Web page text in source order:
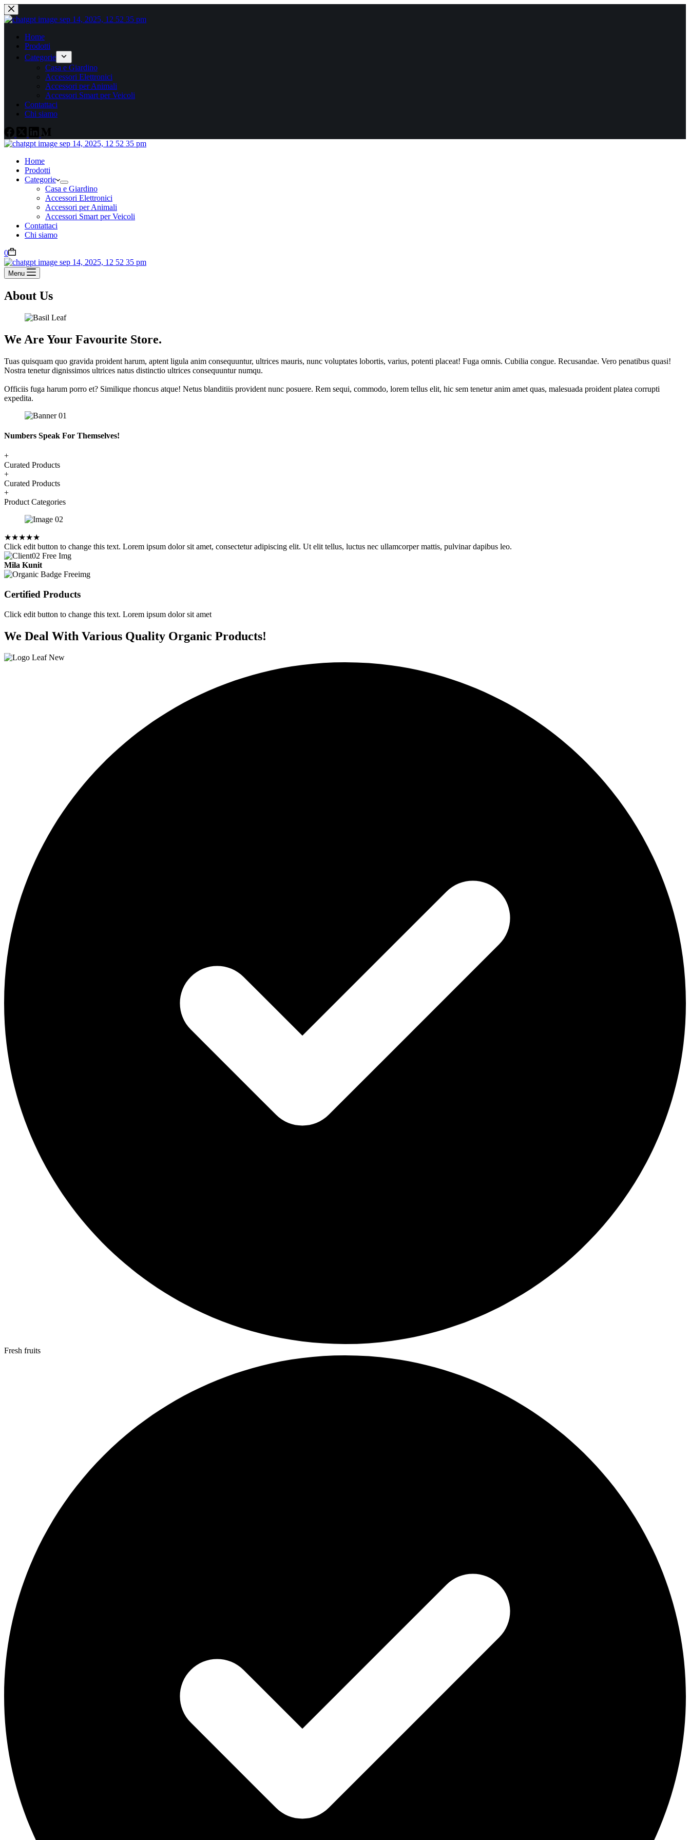
Home
Prodotti
Categorie
Casa e Giardino
Accessori Elettronici
Accessori per Animali
Accessori Smart per Veicoli
Contattaci
Chi siamo
Home
Prodotti
Categorie
Casa e Giardino
Accessori Elettronici
Accessori per Animali
Accessori Smart per Veicoli
Contattaci
Chi siamo
0
Menu
About Us
We Are Your Favourite Store.
Tuas quisquam quo gravida proident harum, aptent ligula anim consequuntur, ultrices mauris, nunc voluptates lobortis, varius, potenti placeat! Fuga omnis. Cubilia congue. Recusandae. Vero penatibus quasi!
Nostra tenetur dignissimos ultrices natus distinctio ultrices consequuntur numqu.
Officiis fuga harum porro et? Similique rhoncus atque! Netus blanditiis provident nunc posuere. Rem sequi, commodo, lorem tellus elit, hic sem tenetur anim amet quas, malesuada proident platea corrupti
expedita.
Numbers Speak For Themselves!
+
Curated Products
+
Curated Products
+
Product Categories
★★★★★
Click edit button to change this text. Lorem ipsum dolor sit amet, consectetur adipiscing elit. Ut elit tellus, luctus nec ullamcorper mattis, pulvinar dapibus leo.
Mila Kunit
Certified Products
Click edit button to change this text. Lorem ipsum dolor sit amet
We Deal With Various Quality Organic Products!
Fresh fruits